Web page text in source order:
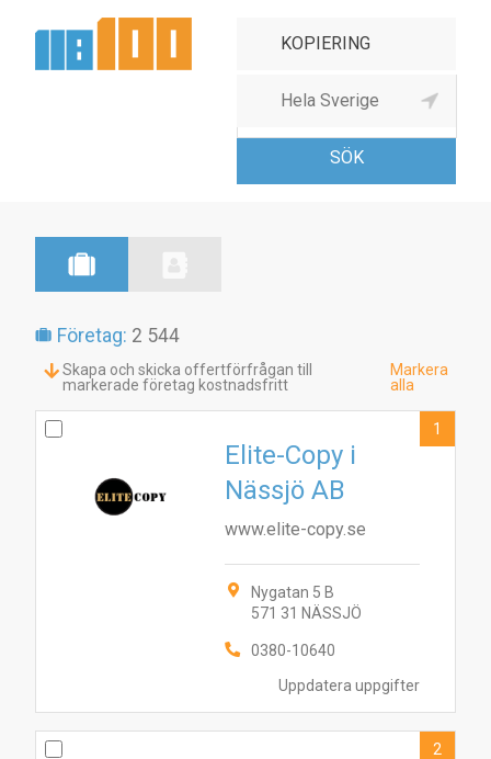
Kopiering &
dokumentsammanställn
Företag: 2 544
Skapa och skicka offertförfrågan till
markerade företag kostnadsfritt
Markera
alla
Uppdatera uppgifter
Elite-Copy i
Nässjö AB
www.elite-copy.se
Nygatan 5 B
571 31 NÄSSJÖ
0380-10640
1
2